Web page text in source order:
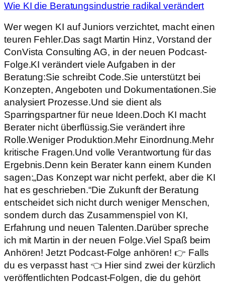
Wie KI die Beratungsindustrie radikal verändert
Wer wegen KI auf Juniors verzichtet, macht einen
teuren Fehler.Das sagt Martin Hinz, Vorstand der
ConVista Consulting AG, in der neuen Podcast-
Folge.KI verändert viele Aufgaben in der
Beratung:Sie schreibt Code.Sie unterstützt bei
Konzepten, Angeboten und Dokumentationen.Sie
analysiert Prozesse.Und sie dient als
Sparringspartner für neue Ideen.Doch KI macht
Berater nicht überflüssig.Sie verändert ihre
Rolle.Weniger Produktion.Mehr Einordnung.Mehr
kritische Fragen.Und volle Verantwortung für das
Ergebnis.Denn kein Berater kann einem Kunden
sagen:„Das Konzept war nicht perfekt, aber die KI
hat es geschrieben.“Die Zukunft der Beratung
entscheidet sich nicht durch weniger Menschen,
sondern durch das Zusammenspiel von KI,
Erfahrung und neuen Talenten.Darüber spreche
ich mit Martin in der neuen Folge.Viel Spaß beim
Anhören! Jetzt Podcast-Folge anhören! 👉 Falls
du es verpasst hast 👈 Hier sind zwei der kürzlich
veröffentlichten Podcast-Folgen, die du gehört